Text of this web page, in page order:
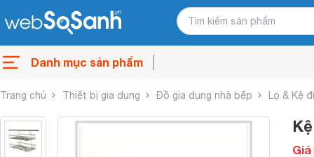
Danh mục sản phẩm
Trang chủ Thiết bị gia dụng Đồ gia dụng nhà bếp Lọ & Kệ